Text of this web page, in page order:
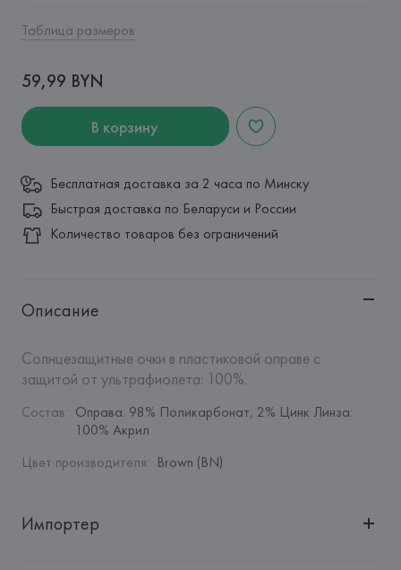
Таблица размеров
59,99 BYN
В корзину
Бесплатная доставка за 2 часа по Минску
Быстрая доставка по Беларуси и России
Количество товаров без ограничений
Описание
Солнцезащитные очки в пластиковой оправе с
защитой от ультрафиолета: 100%.
Состав: Оправа: 98% Поликарбонат, 2% Цинк Линза:
100% Акрил
Цвет производителя: Brown (BN)
Импортер